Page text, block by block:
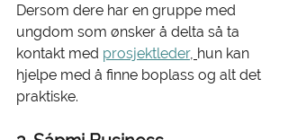
Dersom dere har en gruppe med
ungdom som ønsker å delta så ta
kontakt med prosjektleder, hun kan
hjelpe med å finne boplass og alt det
praktiske.